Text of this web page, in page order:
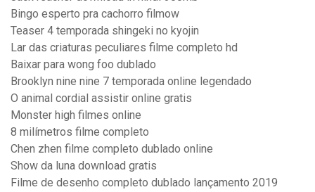
Bingo esperto pra cachorro filmow
Teaser 4 temporada shingeki no kyojin
Lar das criaturas peculiares filme completo hd
Baixar para wong foo dublado
Brooklyn nine nine 7 temporada online legendado
O animal cordial assistir online gratis
Monster high filmes online
8 milímetros filme completo
Chen zhen filme completo dublado online
Show da luna download gratis
Filme de desenho completo dublado lançamento 2019